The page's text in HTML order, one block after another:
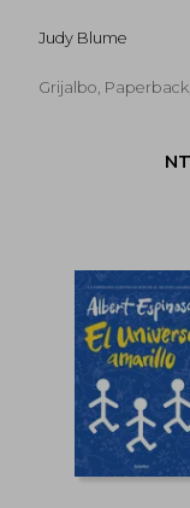
Judy Blume
Grijalbo, Paperback,